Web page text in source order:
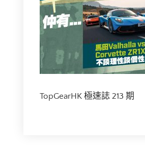
TopGearHK 極速誌 213 期